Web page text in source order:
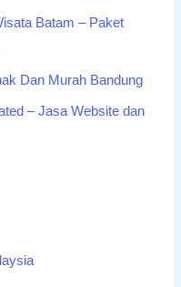
Batam – Paket
Dan Murah Bandung
– Jasa Website dan